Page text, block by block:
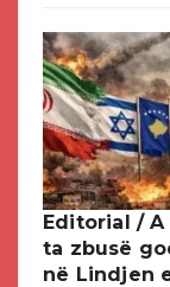
Editorial /
ta zbusë
në Lindjen